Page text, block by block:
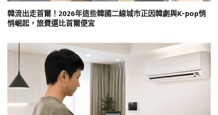
韓流出走首爾！2026年這些韓國二線城市正因韓劇與K-pop悄
悄崛起，旅費還比首爾便宜